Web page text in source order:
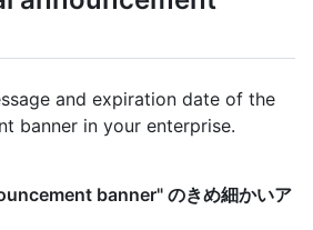
and expiration date of the
banner in your enterprise.
banner" のきめ細かいア